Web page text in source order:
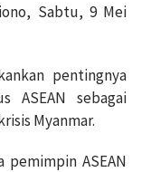
Sabtu, 9 Mei
pentingnya
ASEAN sebagai
Myanmar.
ASEAN